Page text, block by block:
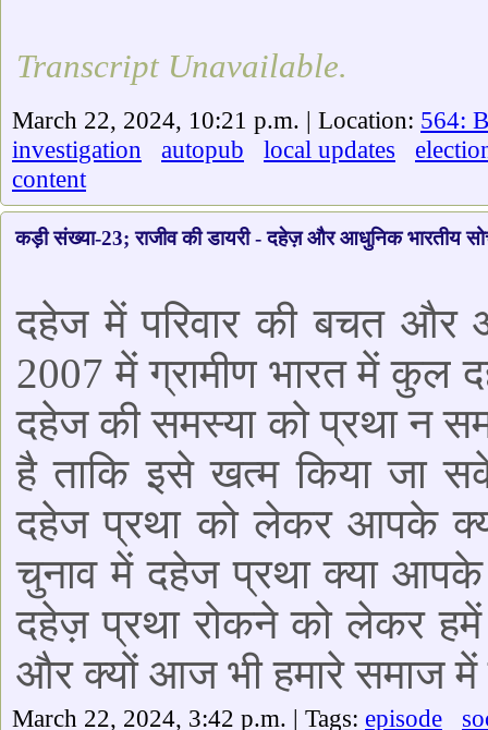
Transcript Unavailable.
March 22, 2024, 10:21 p.m. | Location: 564:
investigation
autopub local updates
content
कड़ी संख्या-23; राजीव की डायरी - दहेज़ और आधुनिक भारतीय
दहेज में परिवार की बचत और
2007 में ग्रामीण भारत में कुल
दहेज की समस्या को प्रथा न
है ताकि इसे खत्म किया जा
दहेज प्रथा को लेकर आपके
चुनाव में दहेज प्रथा क्या
दहेज़ प्रथा रोकने को लेकर
और क्यों आज भी हमारे समाज
March 22, 2024, 3:42 p.m. | Tags: episode